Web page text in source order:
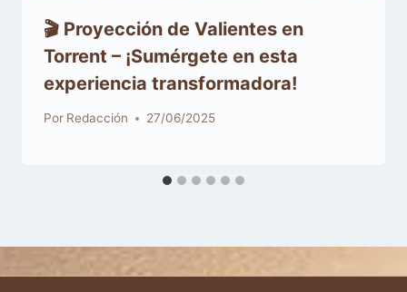
🎬 Proyección de Valientes en
Torrent – ¡Sumérgete en esta
experiencia transformadora!
Por Redacción 27/06/2025